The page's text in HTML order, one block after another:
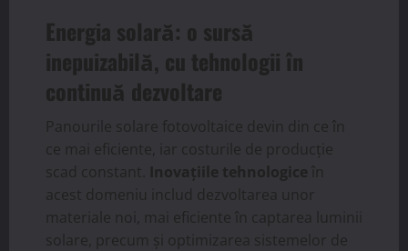
Energia solară: o sursă
inepuizabilă, cu tehnologii în
continuă dezvoltare
Panourile solare fotovoltaice devin din ce în
ce mai eficiente, iar costurile de producție
scad constant. Inovațiile tehnologice în
acest domeniu includ dezvoltarea unor
materiale noi, mai eficiente în captarea luminii
solare, precum și optimizarea sistemelor de